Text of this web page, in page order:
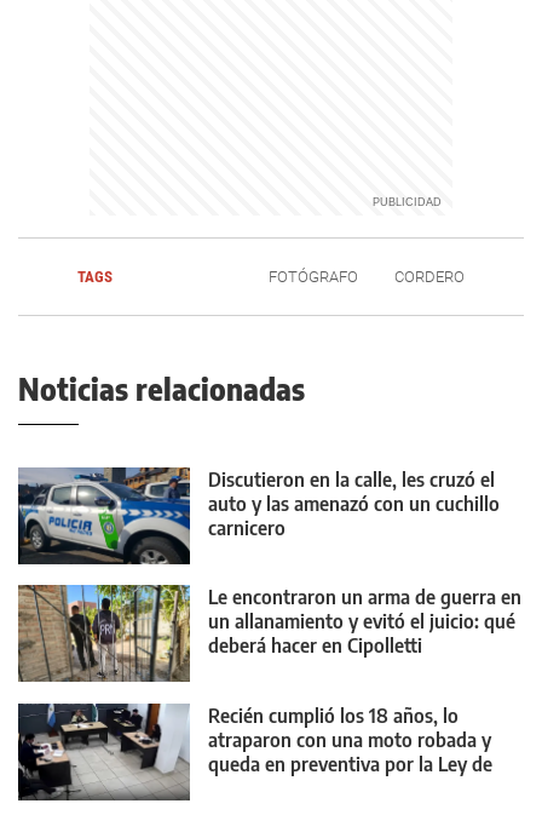
TAGS FOTÓGRAFO CORDERO
Noticias relacionadas
Discutieron en la calle, les cruzó el
auto y las amenazó con un cuchillo
carnicero
Le encontraron un arma de guerra en
un allanamiento y evitó el juicio: qué
deberá hacer en Cipolletti
Recién cumplió los 18 años, lo
atraparon con una moto robada y
queda en preventiva por la Ley de